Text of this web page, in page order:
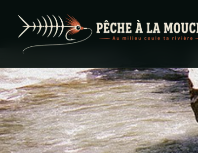
PECHE A LA MOUCHE